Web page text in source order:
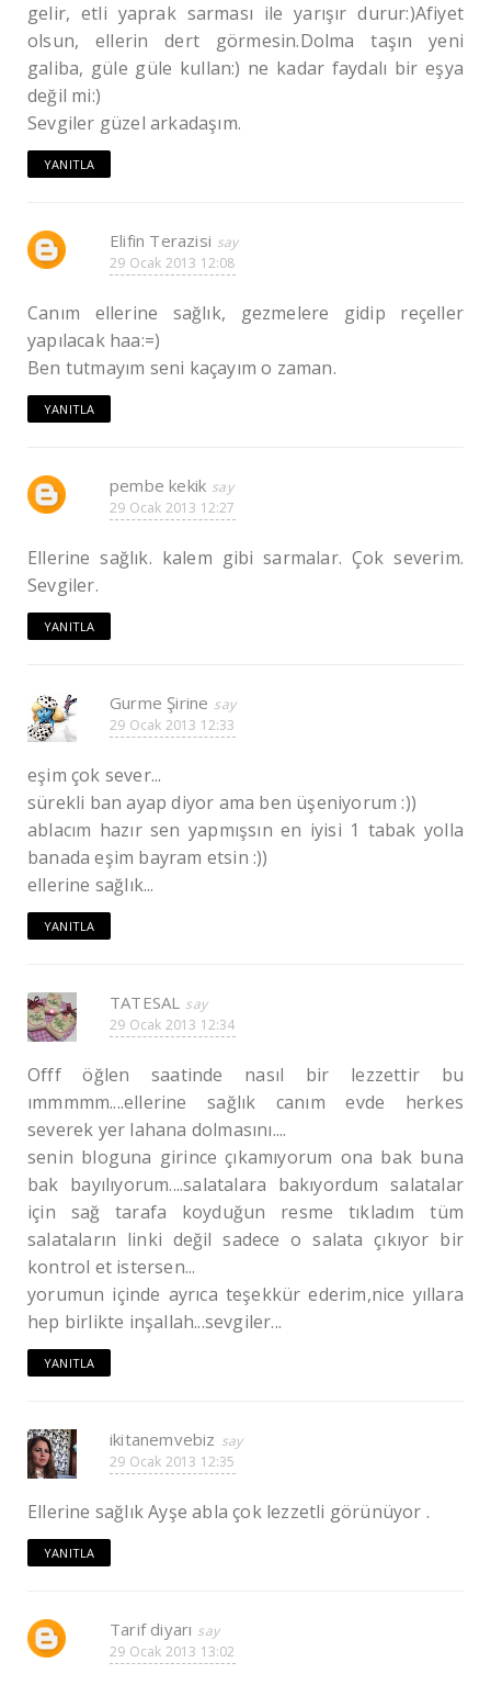
gelir, etli yaprak sarması ile yarışır durur:)Afiyet
olsun, ellerin dert görmesin.Dolma taşın yeni
galiba, güle güle kullan:) ne kadar faydalı bir eşya
değil mi:)
Sevgiler güzel arkadaşım.
YANITLA
Elifin Terazisi
29 Ocak 2013 12:08
Canım ellerine sağlık, gezmelere gidip reçeller
yapılacak haa:=)
Ben tutmayım seni kaçayım o zaman.
YANITLA
pembe kekik
29 Ocak 2013 12:27
Ellerine sağlık. kalem gibi sarmalar. Çok severim.
Sevgiler.
YANITLA
Gurme Şirine
29 Ocak 2013 12:33
eşim çok sever...
sürekli ban ayap diyor ama ben üşeniyorum :))
ablacım hazır sen yapmışsın en iyisi 1 tabak yolla
banada eşim bayram etsin :))
ellerine sağlık...
YANITLA
TATESAL
29 Ocak 2013 12:34
Offf öğlen saatinde nasıl bir lezzettir bu
ımmmmm....ellerine sağlık canım evde herkes
severek yer lahana dolmasını....
senin bloguna girince çıkamıyorum ona bak buna
bak bayılıyorum....salatalara bakıyordum salatalar
için sağ tarafa koyduğun resme tıkladım tüm
salataların linki değil sadece o salata çıkıyor bir
kontrol et istersen...
yorumun içinde ayrıca teşekkür ederim,nice yıllara
hep birlikte inşallah...sevgiler...
YANITLA
ikitanemvebiz
29 Ocak 2013 12:35
Ellerine sağlık Ayşe abla çok lezzetli görünüyor .
YANITLA
Tarif diyarı
29 Ocak 2013 13:02